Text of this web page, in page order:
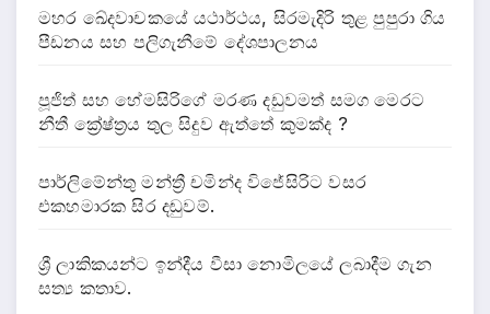
මහර ඛේදවාචකයේ යථාර්ථය, සිරමැදිරි තුළ පුපුරා ගිය
පීඩනය සහ පලිගැනීමේ දේශපාලනය
පූජිත් සහ හේමසිරිගේ මරණ දඩුවමත් සමග මෙරට
නීතී ක්‍රේෂ්ත්‍රය තුල සිදුව ඇත්තේ කුමක්ද ?
පාර්ලිමේන්තු මන්ත්‍රී චමින්ද විජේසිරිට වසර
එකහමාරක සිර දඬුවම්.
ශ්‍රී ලාකිකයන්ට ඉන්දීය වීසා නොමිලයේ ලබාදීම ගැන
සත්‍ය කතාව.